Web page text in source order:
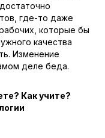
где-то даже
которые бы
качества
Изменение
деле беда.
Как учите?